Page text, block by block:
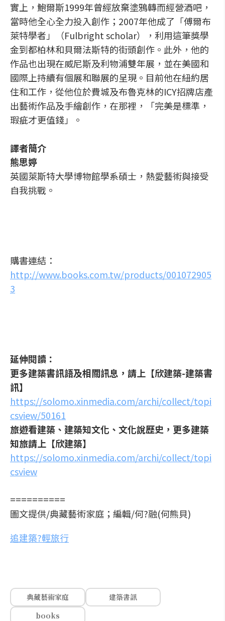
實上，鮑爾斯1999年曾經放棄塗鴉轉而經營酒吧，
當時他全心全力投入創作；2007年他成了「傅爾布
萊特學者」（Fulbright scholar），利用這筆獎學
金到都柏林和貝爾法斯特的街頭創作。此外，他的
作品也出現在威尼斯及利物浦雙年展，並在美國和
國際上持續有個展和聯展的呈現。目前他在紐約居
住和工作，從他位於費城及布魯克林的ICY招牌店產
出藝術作品及手繪創作，在那裡，「完美是標準，
瑕疵才更值錢」。
譯者簡介
熊思婷
英國萊斯特大學博物館學系碩士，熱愛藝術與接受
自我挑戰。
購書連結：
http://www.books.com.tw/products/001072905
3
延伸閱讀：
更多建築書訊語及相關訊息，請上【欣建築-建築書
訊】
https://solomo.xinmedia.com/archi/collect/topi
csview/50161
旅遊看建築、建築知文化、文化說歷史，更多建築
知旅請上【欣建築】
https://solomo.xinmedia.com/archi/collect/topi
csview
==========
圖文提供/典藏藝術家庭；編輯/何?融(何熊貝)
追建築?輕旅行
典藏藝術家庭
建築書訊
books